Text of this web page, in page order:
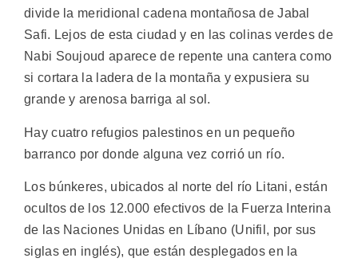
divide la meridional cadena montañosa de Jabal
Safi. Lejos de esta ciudad y en las colinas verdes de
Nabi Soujoud aparece de repente una cantera como
si cortara la ladera de la montaña y expusiera su
grande y arenosa barriga al sol.
Hay cuatro refugios palestinos en un pequeño
barranco por donde alguna vez corrió un río.
Los búnkeres, ubicados al norte del río Litani, están
ocultos de los 12.000 efectivos de la Fuerza Interina
de las Naciones Unidas en Líbano (Unifil, por sus
siglas en inglés), que están desplegados en la